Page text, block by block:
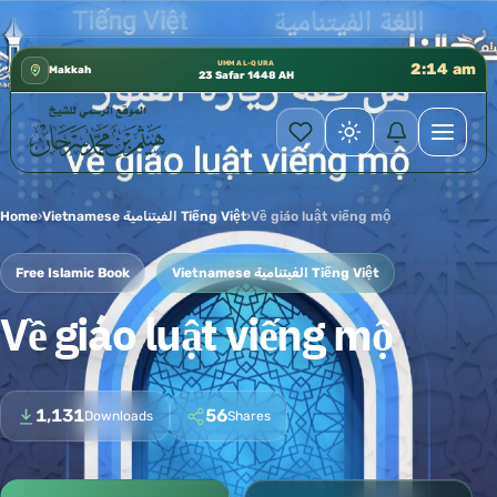
كتب الشيخ هيثم سرحان حفظه الله متوفرة ✦
Makkah
UMM AL-QURA
23 Safar 1448 AH 2:14 am
Home› Vietnamese الفيتنامية Tiếng Việt›Về giáo luật viếng mộ
Free Islamic Book Vietnamese الفيتنامية Tiếng Việt
Về giáo luật viếng mộ
1,131Downloads 56Shares